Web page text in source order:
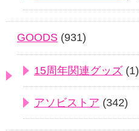
GOODS (931)
15周年関連グッズ (1)
アソビストア (342)